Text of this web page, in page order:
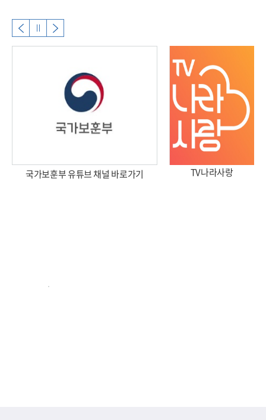
국가보훈부 유튜브 채널 바로가기 2026년 국가보훈부 업
TV나라사랑